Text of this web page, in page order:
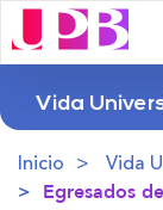
Vida
Inicio Vida
Egresados